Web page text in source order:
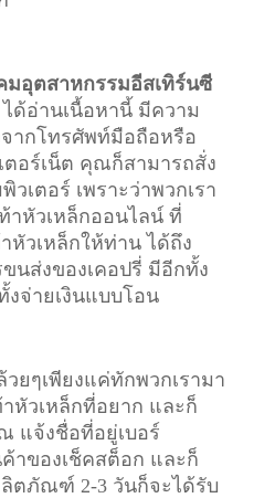
มอุตสาหกรรมอีสเทิร์นซี
ด้อ่านเนื้อหานี้ มีความ
ากโทรศัพท์มือถือหรือ
ตอร์เน็ต คุณก็สามารถสั่ง
เตอร์ เพราะว่าพวกเรา
าหัวเหล็กออนไลน์ ที่
หัวเหล็กให้ท่าน ได้ถึง
นส่งของเคอปรี่ มีอีกทั้ง
จ่ายเงินแบบโอน
ยๆเพียงแค่ทักพวกเรามา
หัวเหล็กที่อยาก และก็
แจ้งชื่อที่อยู่เบอร์
าของเช็คสต็อก และก็
ตภัณฑ์ 2-3 วันก็จะได้รับ